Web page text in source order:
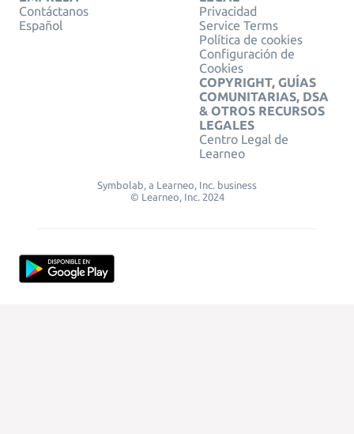
Contáctanos
Español
Privacidad
Service Terms
Política de cookies
Configuración de
Cookies
COPYRIGHT, GUÍAS
COMUNITARIAS, DSA
& OTROS RECURSOS
LEGALES
Centro Legal de
Learneo
Symbolab, a Learneo, Inc. business
© Learneo, Inc. 2024